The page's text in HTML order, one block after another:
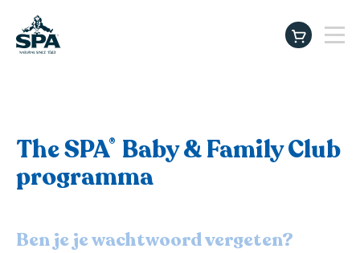
Beter drinken. Beter leven.
The SPA®
Baby & Family Club
programma
Ben je je wachtwoord vergeten?